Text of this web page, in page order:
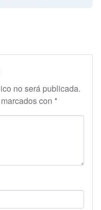
no será publicada.
con *